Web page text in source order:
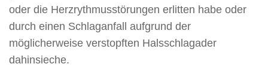
oder die Herzrythmusstörungen erlitten habe oder
durch einen Schlaganfall aufgrund der
möglicherweise verstopften Halsschlagader
dahinsieche.